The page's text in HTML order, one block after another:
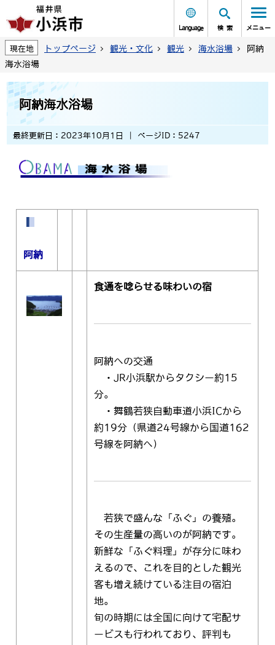
Language 検索 メニュー
現在地 トップページ 観光・文化 観光 海水浴場
阿納
海水浴場
阿納海水浴場
最終更新日：2023年10月1日 ページID：5247
阿納
食通を唸らせる味わいの宿
阿納への交通
・JR小浜駅からタクシー約15
分。
・舞鶴若狭自動車道小浜ICから
約19分（県道24号線から国道162
号線を阿納へ）
若狭で盛んな「ふぐ」の養殖。
その生産量の高いのが阿納です。
新鮮な「ふぐ料理」が存分に味わ
えるので、これを目的とした観光
客も増え続けている注目の宿泊
地。
旬の時期には全国に向けて宅配サ
ービスも行われており、評判も